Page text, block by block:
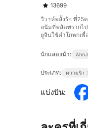
13699
วิวาห์พลั้งรัก ที่25
ลนัมที่พลัดพรากไ
ยูจินใช้คำโกหกเพื่
นักแสดงนำ:
ประเภท: ความรัก
แบ่งปัน: